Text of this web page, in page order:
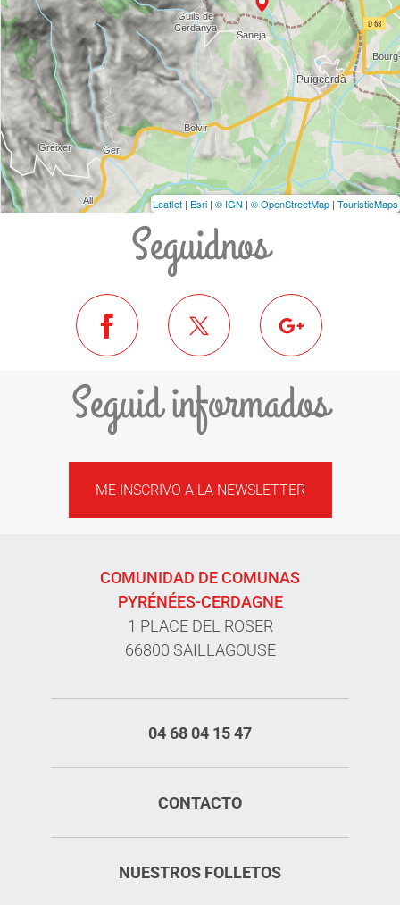
Leaflet | Esri | © IGN | © OpenStreetMap | TouristicMaps
Seguidnos
Seguid informados
ME INSCRIVO A LA NEWSLETTER
COMUNIDAD DE COMUNAS
PYRÉNÉES-CERDAGNE
1 PLACE DEL ROSER
66800 SAILLAGOUSE
04 68 04 15 47
CONTACTO
NUESTROS FOLLETOS